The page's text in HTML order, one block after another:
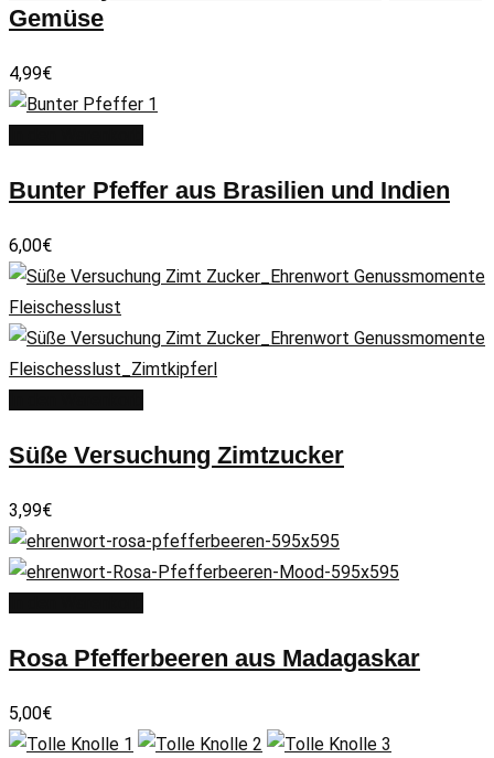
Gemüse
4,99€
Bunter Pfeffer aus Brasilien und Indien
6,00€
Süße Versuchung Zimtzucker
3,99€
Rosa Pfefferbeeren aus Madagaskar
5,00€